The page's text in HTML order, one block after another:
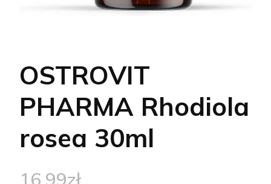
OSTROVIT
PHARMA Rhodiola
rosea 30ml
16,99zł